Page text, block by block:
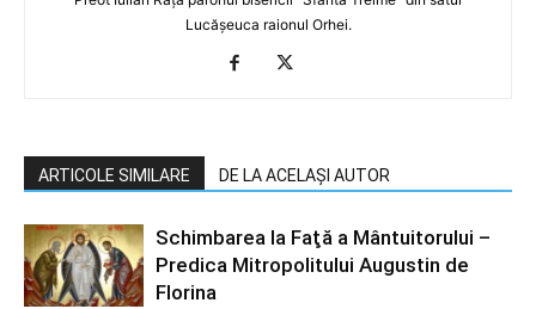
Lucășeuca raionul Orhei.
ARTICOLE SIMILARE DE LA ACELAȘI AUTOR
Schimbarea la Faţă a Mântuitorului –
Predica Mitropolitului Augustin de
Florina